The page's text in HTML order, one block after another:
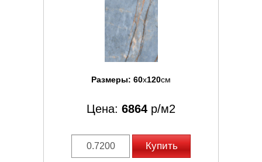
Размеры: 60x120см
Цена: 6864 р/м2
Купить